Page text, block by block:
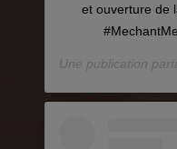
et ouverture de
Une publication